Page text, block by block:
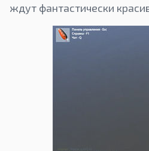
ждут фантастически